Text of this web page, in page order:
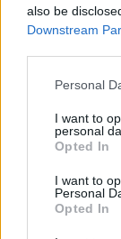
also be
Downstream
Personal
I want to
personal
Opted In
I want to
Personal
Opted In